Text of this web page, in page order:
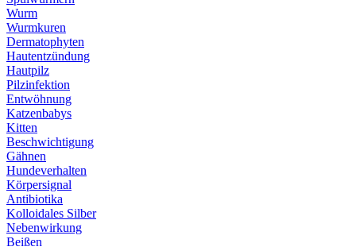
Wurm
Wurmkuren
Dermatophyten
Hautentzündung
Hautpilz
Pilzinfektion
Entwöhnung
Katzenbabys
Kitten
Beschwichtigung
Gähnen
Hundeverhalten
Körpersignal
Antibiotika
Kolloidales Silber
Nebenwirkung
Beißen